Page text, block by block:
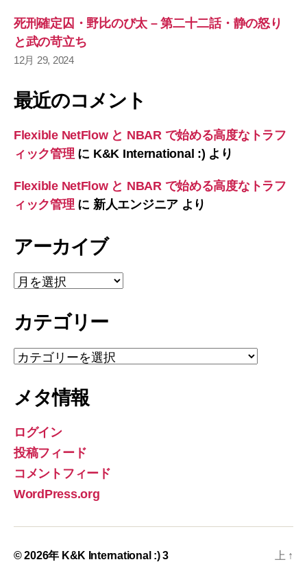
死刑確定囚・野比のび太 – 第二十二話・静の怒り
と武の苛立ち
12月 29, 2024
最近のコメント
Flexible NetFlow と NBAR で始める高度なトラフ
ィック管理 に K&K International :) より
Flexible NetFlow と NBAR で始める高度なトラフ
ィック管理 に 新人エンジニアより
アーカイブ
ア
ー
イ
カテゴリー
カ
テ
リ
メタ情報
ログイン
投稿フィード
コメントフィード
WordPress.org
© 2026年 K&K International :) 3 上 ↑